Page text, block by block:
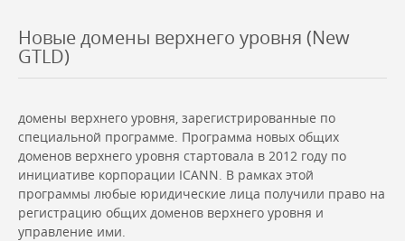
Новые домены верхнего уровня (New
GTLD)
домены верхнего уровня, зарегистрированные по
специальной программе. Программа новых общих
доменов верхнего уровня стартовала в 2012 году по
инициативе корпорации ICANN. В рамках этой
программы любые юридические лица получили право на
регистрацию общих доменов верхнего уровня и
управление ими.